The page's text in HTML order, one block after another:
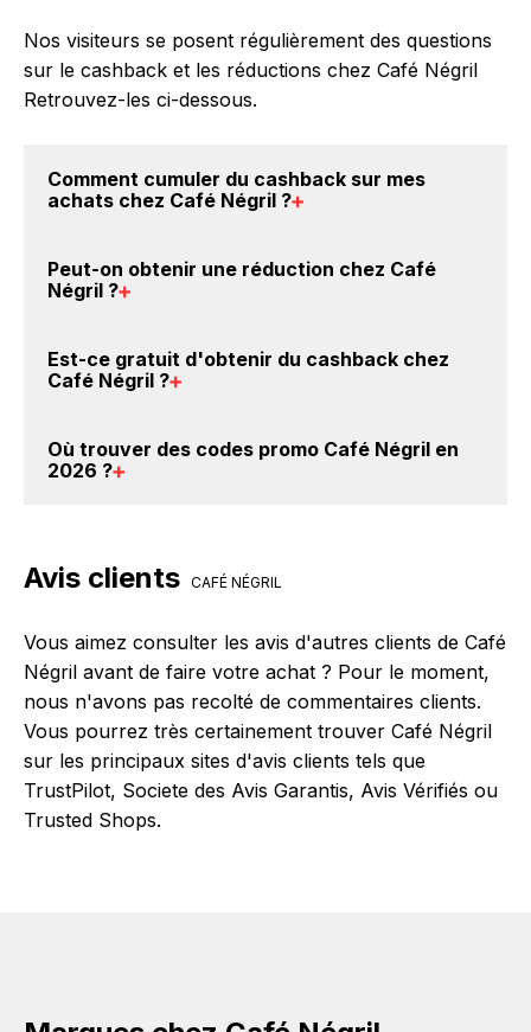
Nos visiteurs se posent régulièrement des questions
sur le cashback et les réductions chez Café Négril
Retrouvez-les ci-dessous.
Comment cumuler du cashback sur mes
achats chez Café Négril ?
Négril : Créez votre compte sur BackBackBack et
cliquez sur le bouton Activer le cashback, réalisez
dans votre cagnotte au plus tard 48h après votre
achat sur le site Café Négril.
Peut-on obtenir une réduction chez Café
Négril ?
crédités sur votre cagnotte BackBackBack lorsque
vous réalisez un achat sur le site web de Café Négril.
bonus.
Est-ce gratuit d'obtenir du cashback chez
Café Négril ?
compte gratuitement pour cumuler vos réductions
Où trouver des codes promo Café Négril en
2026 ?
Négril sont disponibles sur notre site BackBackBack,
paragraphe codes promo Café Négril.
Avis clients CAFÉ NÉGRIL
Vous aimez consulter les avis d'autres clients de Café
Négril avant de faire votre achat ? Pour le moment,
nous n'avons pas recolté de commentaires clients.
Vous pourrez très certainement trouver Café Négril
sur les principaux sites d'avis clients tels que
TrustPilot, Societe des Avis Garantis, Avis Vérifiés ou
Trusted Shops.